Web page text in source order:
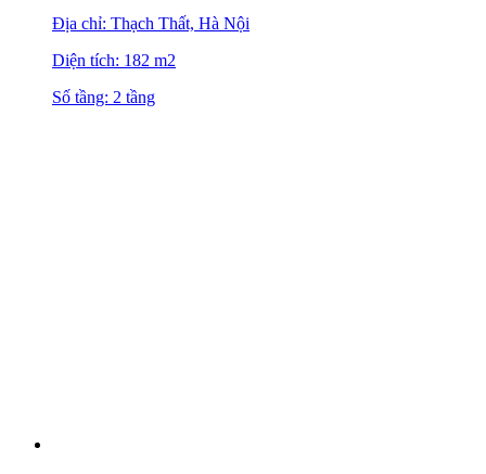
Địa chỉ: Thạch Thất, Hà Nội
Diện tích: 182 m2
Số tầng: 2 tầng